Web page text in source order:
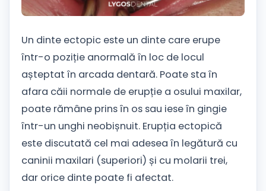
Un dinte ectopic este un dinte care erupe
într-o poziție anormală în loc de locul
așteptat în arcada dentară. Poate sta în
afara căii normale de erupție a osului maxilar,
poate rămâne prins în os sau iese în gingie
într-un unghi neobișnuit. Erupția ectopică
este discutată cel mai adesea în legătură cu
caninii maxilari (superiori) și cu molarii trei,
dar orice dinte poate fi afectat.